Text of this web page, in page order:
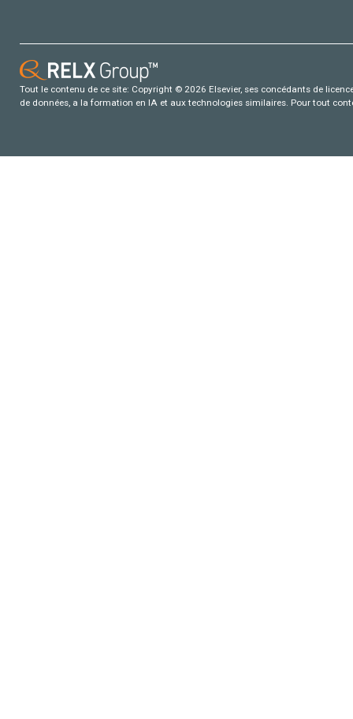
Tout le contenu de ce site: Copyright © 2026 Elsevier, ses concédants de
de données, a la formation en IA et aux technologies similaires. Pour tout